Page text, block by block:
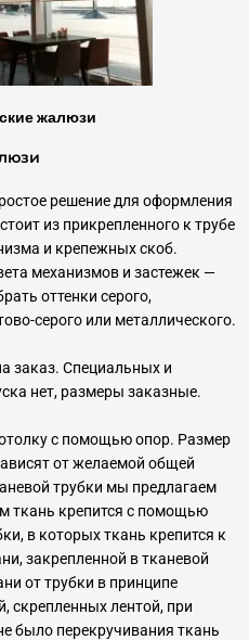
жалюзи
решение для оформления
из прикрепленного к трубе
и крепежных скоб.
механизмов и застежек —
оттенки серого,
серого или металлического.
заказ. Специальных и
нет, размеры заказные.
с помощью опор. Размер
от желаемой общей
трубки мы предлагаем
ткань крепится с помощью
в которых ткань крепится к
закрепленной в тканевой
от трубки в принципе
скрепленных лентой, при
было перекручивания ткань